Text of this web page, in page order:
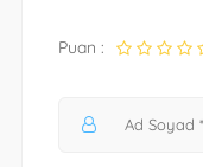
Puan :